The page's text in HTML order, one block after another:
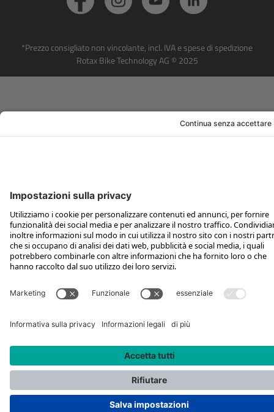
*Prezzo consigliato non vincolante, incl. IVA e spese di spedizione
Rotax Bike Technology AG © 2025